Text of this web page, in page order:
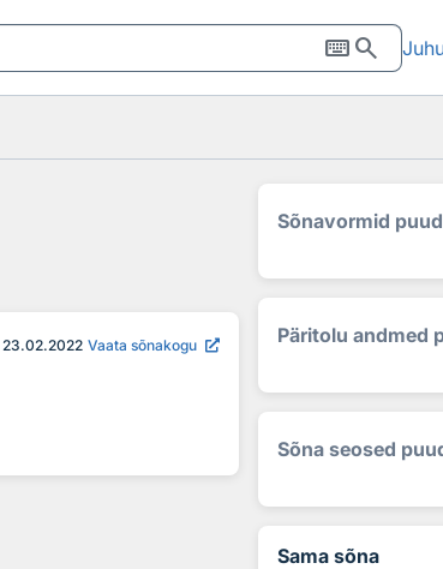
keyboardsearch
23.02.2022 Vaata sõnakogu
Sõnavormid
Päritolu andmed
Sõna seosed
Sama sõna